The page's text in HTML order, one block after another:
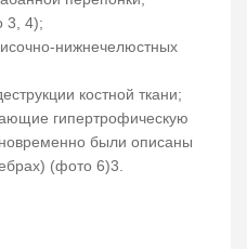
3, 4);
нижнечелюстных
костной ткани;
гипертрофическую
были описаны
(фото 6)3.